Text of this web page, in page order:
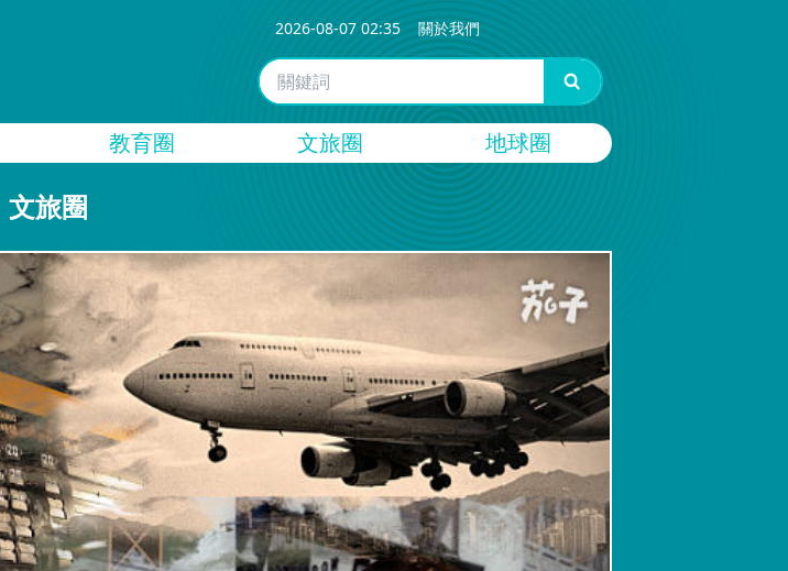
2026-08-07 02:35 關於我們
教育圈 文旅圈 地球圈
文旅圈